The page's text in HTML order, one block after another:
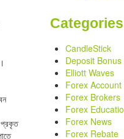
প্রকৃত
Categories
CandleStick
Deposit Bonus
Elliott Waves
Forex
Forex Brokers
Forex
Forex News
Forex Rebate